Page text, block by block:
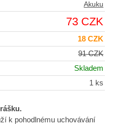
Akuku
73 CZK
18 CZK
91 CZK
Skladem
1 ks
k pohodlnému uchovávání